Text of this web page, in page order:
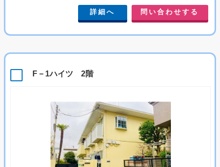
詳細へ 問い合わせする
F－1ハイツ 2階